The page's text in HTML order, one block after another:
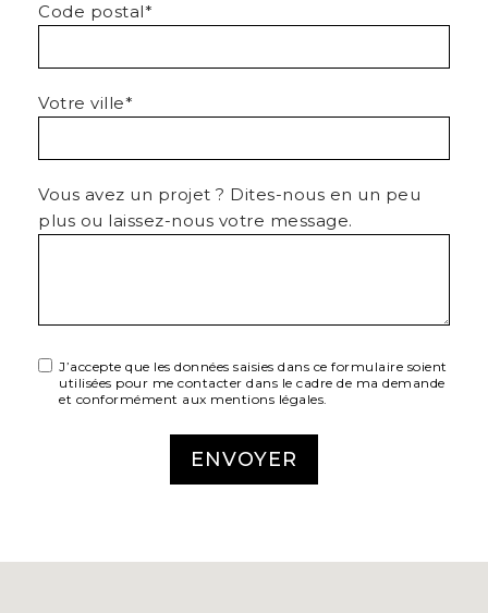
Code postal*
Votre ville*
Vous avez un projet ? Dites-nous en un peu
plus ou laissez-nous votre message.
J’accepte que les données saisies dans ce formulaire soient
utilisées pour me contacter dans le cadre de ma demande
et conformément aux mentions légales.